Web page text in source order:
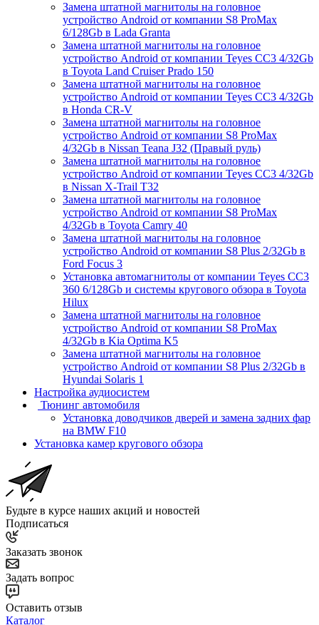
Замена штатной магнитолы на головное
устройство Android от компании S8 ProMax
6/128Gb в Lada Granta
Замена штатной магнитолы на головное
устройство Android от компании Teyes CC3 4/32Gb
в Toyota Land Cruiser Prado 150
Замена штатной магнитолы на головное
устройство Android от компании Teyes CC3 4/32Gb
в Honda CR-V
Замена штатной магнитолы на головное
устройство Android от компании S8 ProMax
4/32Gb в Nissan Teana J32 (Правый руль)
Замена штатной магнитолы на головное
устройство Android от компании Teyes CC3 4/32Gb
в Nissan X-Trail T32
Замена штатной магнитолы на головное
устройство Android от компании S8 ProMax
4/32Gb в Toyota Camry 40
Замена штатной магнитолы на головное
устройство Android от компании S8 Plus 2/32Gb в
Ford Focus 3
Установка автомагнитолы от компании Teyes CC3
360 6/128Gb и системы кругового обзора в Toyota
Hilux
Замена штатной магнитолы на головное
устройство Android от компании S8 ProMax
4/32Gb в Kia Optima K5
Замена штатной магнитолы на головное
устройство Android от компании S8 Plus 2/32Gb в
Hyundai Solaris 1
Настройка аудиосистем
Тюнинг автомобиля
Установка доводчиков дверей и замена задних фар
на BMW F10
Установка камер кругового обзора
Будьте в курсе наших акций и новостей
Подписаться
Заказать звонок
Задать вопрос
Оставить отзыв
Каталог